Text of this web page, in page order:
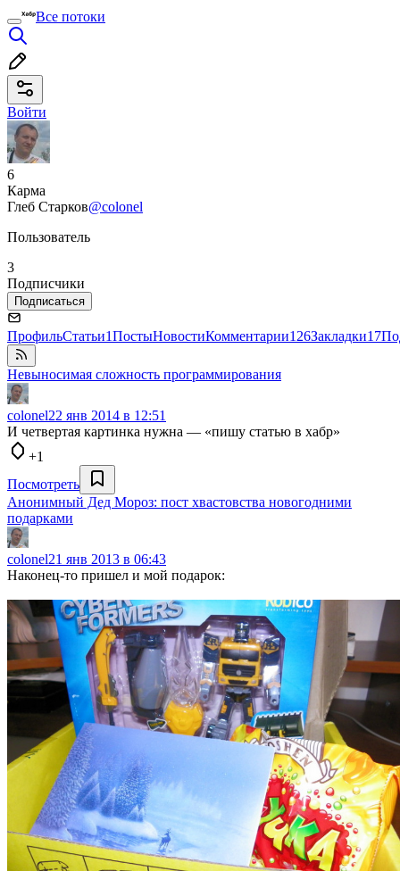
Все потоки
Войти
6
Карма
Глеб Старков@colonel
Пользователь
3
Подписчики
Подписаться
ПрофильСтатьи1ПостыНовостиКомментарии126Закладки17
Невыносимая сложность программирования
colonel22 янв 2014 в 12:51
И четвертая картинка нужна — «пишу статью в хабр»
+1
Посмотреть
Анонимный Дед Мороз: пост хвастовства новогодними
подарками
colonel21 янв 2013 в 06:43
Наконец-то пришел и мой подарок: